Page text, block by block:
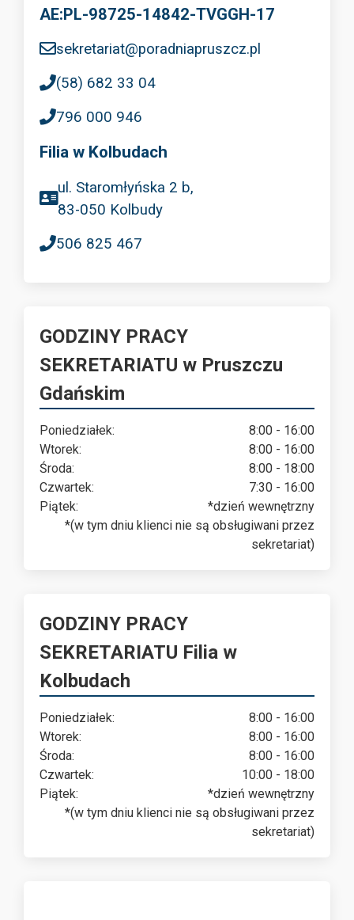
AE:PL-98725-14842-TVGGH-17
sekretariat@poradniapruszcz.pl
(58) 682 33 04
796 000 946
Filia w Kolbudach
ul. Staromłyńska 2 b,
83-050 Kolbudy
506 825 467
GODZINY PRACY
SEKRETARIATU w Pruszczu
Gdańskim
Poniedziałek:
8:00 - 16:00
Wtorek:
8:00 - 16:00
Środa:
8:00 - 18:00
Czwartek:
7:30 - 16:00
Piątek:
*dzień wewnętrzny
*(w tym dniu klienci nie są obsługiwani przez
sekretariat)
GODZINY PRACY
SEKRETARIATU Filia w
Kolbudach
Poniedziałek:
8:00 - 16:00
Wtorek:
8:00 - 16:00
Środa:
8:00 - 16:00
Czwartek:
10:00 - 18:00
Piątek:
*dzień wewnętrzny
*(w tym dniu klienci nie są obsługiwani przez
sekretariat)